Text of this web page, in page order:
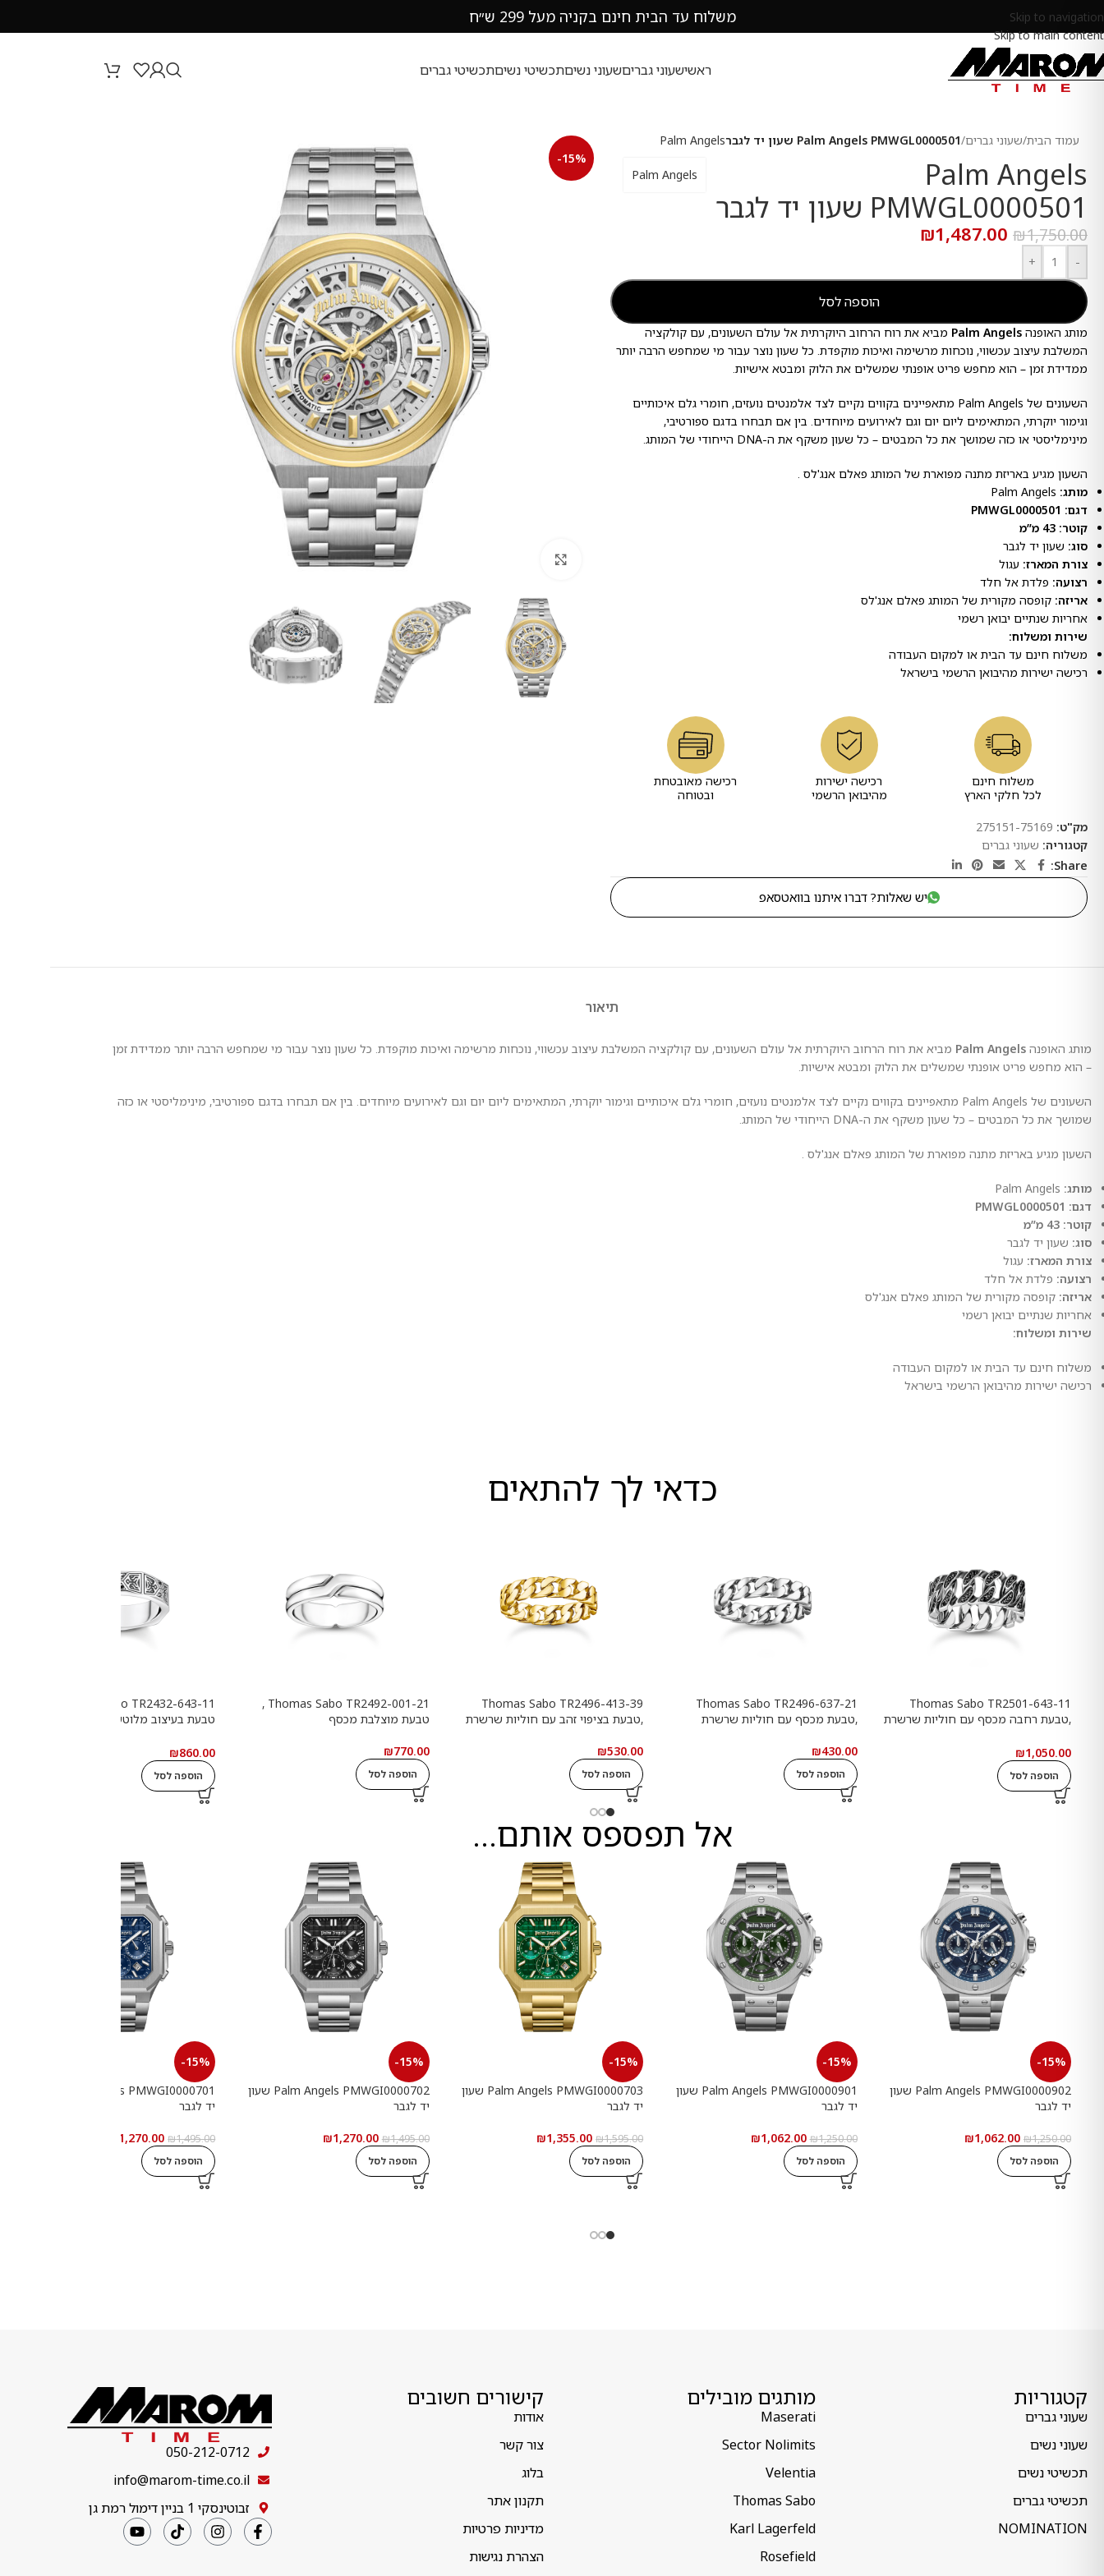
Skip to navigation
Skip to main content
משלוח עד הבית חינם בקניה מעל 299 ש״ח
ראשישעוני גבריםשעוני נשיםתכשיטי נשיםתכשיטי גברים
עמוד הבית/שעוני גברים/Palm Angels PMWGL0000501 שעון יד לגבר Palm Angels
Palm Angels
PMWGL0000501 שעון יד לגבר
Palm Angels
₪1,750.00
₪1,487.00
-
+
הוספה לסל
מותג האופנה Palm Angels מביא את רוח הרחוב היוקרתית אל עולם השעונים, עם קולקציה
המשלבת עיצוב עכשווי, נוכחות מרשימה ואיכות מוקפדת. כל שעון נוצר עבור מי שמחפש הרבה יותר
ממדידת זמן – הוא מחפש פריט אופנתי שמשלים את הלוק ומבטא אישיות.
השעונים של Palm Angels מתאפיינים בקווים נקיים לצד אלמנטים נועזים, חומרי גלם איכותיים
וגימור יוקרתי, המתאימים ליום יום וגם לאירועים מיוחדים. בין אם תבחרו בדגם ספורטיבי,
מינימליסטי או כזה שמושך את כל המבטים – כל שעון משקף את ה-DNA הייחודי של המותג.
השעון מגיע באריזת מתנה מפוארת של המותג פאלם אנג'לס .
מותג:
דגם: PMWGL0000501
קוטר: 43 מ”מ
סוג: שעון יד לגבר
צורת המארז: עגול
רצועה: פלדת אל חלד
אריזה: קופסה מקורית של המותג פאלם אנג'לס
אחריות שנתיים יבואן רשמי
שירות ומשלוח:
משלוח חינם עד הבית או למקום העבודה
רכישה ישירות מהיבואן הרשמי בישראל
משלוח חינם
לכל חלקי הארץ
רכישה ישירות
מהיבואן הרשמי
רכישה מאובטחת
ובטוחה
מק"ט: 275151-75169
קטגוריה: שעוני גברים
Share:
יש שאלות? דברו איתנו בוואטסאפ
-15%
תיאור
מותג האופנה Palm Angels מביא את רוח הרחוב היוקרתית אל עולם השעונים, עם קולקציה המשלבת עיצוב עכשווי, נוכחות מרשימה ואיכות מוקפדת. כל שעון נוצר עבור מי שמחפש הרבה יותר ממדידת זמן
– הוא מחפש פריט אופנתי שמשלים את הלוק ומבטא אישיות.
השעונים של Palm Angels מתאפיינים בקווים נקיים לצד אלמנטים נועזים, חומרי גלם איכותיים וגימור יוקרתי, המתאימים ליום יום וגם לאירועים מיוחדים. בין אם תבחרו בדגם ספורטיבי, מינימליסטי או כזה
שמושך את כל המבטים – כל שעון משקף את ה-DNA הייחודי של המותג.
השעון מגיע באריזת מתנה מפוארת של המותג פאלם אנג'לס .
מותג:
דגם: PMWGL0000501
קוטר: 43 מ”מ
סוג: שעון יד לגבר
צורת המארז: עגול
רצועה: פלדת אל חלד
אריזה: קופסה מקורית של המותג פאלם אנג'לס
אחריות שנתיים יבואן רשמי
שירות ומשלוח:
משלוח חינם עד הבית או למקום העבודה
רכישה ישירות מהיבואן הרשמי בישראל
כדאי לך להתאים
Thomas Sabo TR2501-643-11
,טבעת רחבה מכסף עם חוליות שרשרת
₪1,050.00
הוספה לסל
Thomas Sabo TR2496-637-21
,טבעת מכסף עם חוליות שרשרת
₪430.00
הוספה לסל
Thomas Sabo TR2496-413-39
,טבעת בציפוי זהב עם חוליות שרשרת
₪530.00
הוספה לסל
Thomas Sabo TR2492-001-21 ,
טבעת מוצלבת מכסף
₪770.00
הוספה לסל
טבעת בעיצוב מלוטש עם אבנים
₪860.00
הוספה לסל
אל תפספס אותם...
-15%
Palm Angels PMWGI0000902 שעון
יד לגבר
₪1,250.00
₪1,062.00
הוספה לסל
-15%
Palm Angels PMWGI0000901 שעון
יד לגבר
₪1,250.00
₪1,062.00
הוספה לסל
-15%
Palm Angels PMWGI0000703 שעון
יד לגבר
₪1,595.00
₪1,355.00
הוספה לסל
-15%
Palm Angels PMWGI0000702 שעון
יד לגבר
₪1,495.00
₪1,270.00
הוספה לסל
-15%
יד לגבר
₪1,495.00
1,270.00
הוספה לסל
קטגוריות
שעוני גברים
שעוני נשים
תכשיטי נשים
תכשיטי גברים
NOMINATION
מותגים מובילים
Maserati
Sector Nolimits
Velentia
Thomas Sabo
Karl Lagerfeld
Rosefield
קישורים חשובים
אודות
צור קשר
בלוג
תקנון אתר
מדיניות פרטיות
הצהרת נגישות
050-212-0712
info@marom-time.co.il
זבוטינסקי 1 בניין דימול רמת גן